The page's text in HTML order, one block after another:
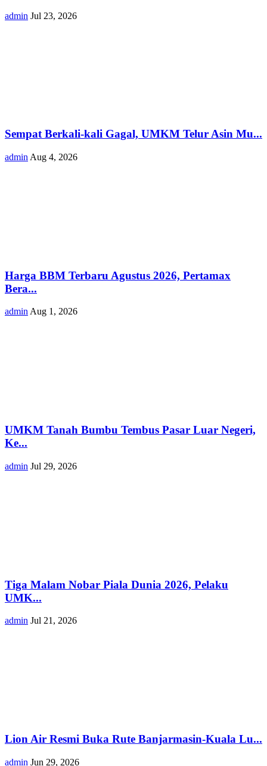
admin Jul 23, 2026
Sempat Berkali-kali Gagal, UMKM Telur Asin Mu...
admin Aug 4, 2026
Harga BBM Terbaru Agustus 2026, Pertamax
Bera...
admin Aug 1, 2026
UMKM Tanah Bumbu Tembus Pasar Luar Negeri,
Ke...
admin Jul 29, 2026
Tiga Malam Nobar Piala Dunia 2026, Pelaku
UMK...
admin Jul 21, 2026
Lion Air Resmi Buka Rute Banjarmasin-Kuala Lu...
admin Jun 29, 2026